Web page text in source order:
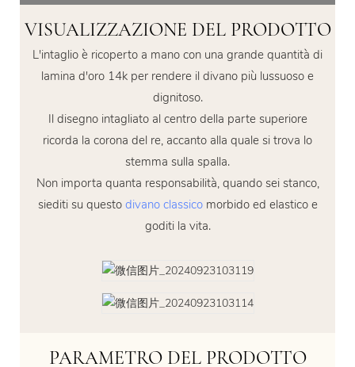
VISUALIZZAZIONE DEL PRODOTTO
L'intaglio è ricoperto a mano con una grande quantità di
lamina d'oro 14k per rendere il divano più lussuoso e
dignitoso.
Il disegno intagliato al centro della parte superiore
ricorda la corona del re, accanto alla quale si trova lo
stemma sulla spalla.
Non importa quanta responsabilità, quando sei stanco,
siediti su questo divano classicomorbido ed elastico e
goditi la vita.
PARAMETRO DEL PRODOTTO